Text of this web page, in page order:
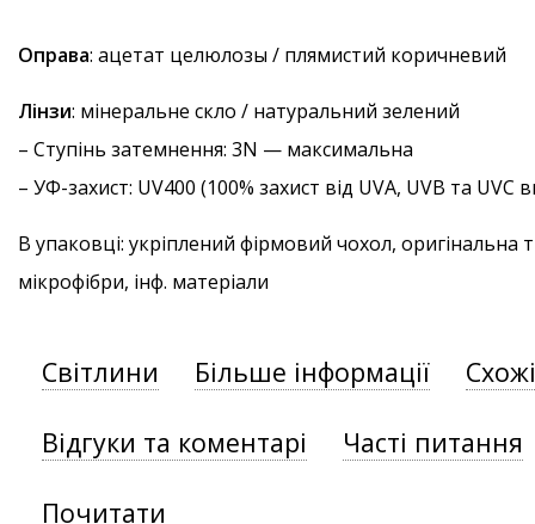
Оправа: ацетат целюлозы / плямистий коричневий
Лінзи: мінеральне скло / натуральний зелений
– Ступінь затемнення: 3N — максимальна
– УФ-захист: UV400 (100% захист від UVA, UVB та
В упаковці: укріплений фірмовий чохол, оригінальна
мікрофібри, інф. матеріали
Світлини Більше інформації
Відгуки та коментарі Часті питання
Почитати